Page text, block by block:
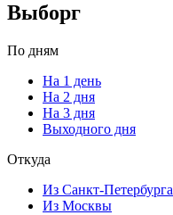
Выборг
По дням
На 1 день
На 2 дня
На 3 дня
Выходного дня
Откуда
Из Санкт-Петербурга
Из Москвы